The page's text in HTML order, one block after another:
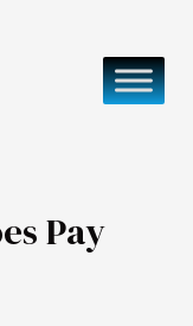
Pay